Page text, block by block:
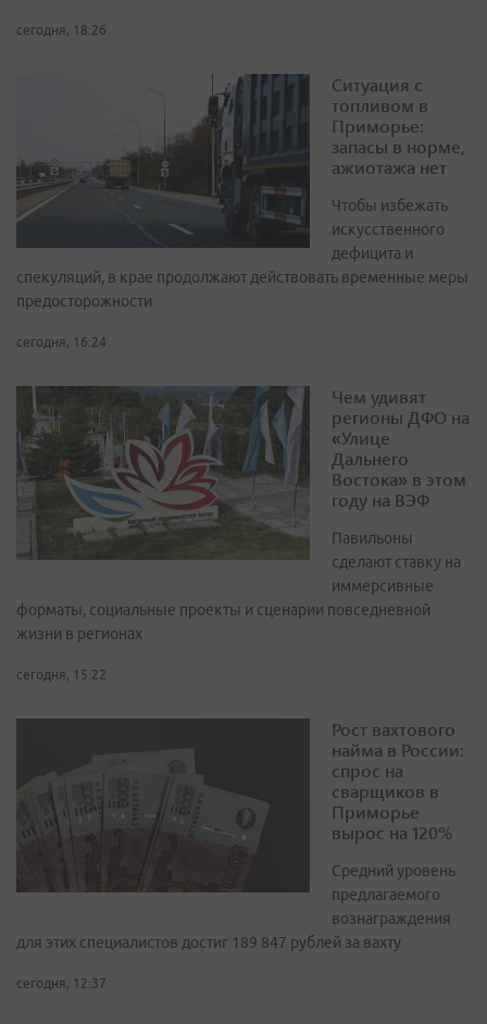
сегодня, 18:26
Ситуация с
топливом в
Приморье:
запасы в норме,
ажиотажа нет
Чтобы избежать
искусственного
дефицита и
спекуляций, в крае продолжают действовать временные меры
предосторожности
сегодня, 16:24
Чем удивят
регионы ДФО на
«Улице
Дальнего
Востока» в этом
году на ВЭФ
Павильоны
сделают ставку на
иммерсивные
форматы, социальные проекты и сценарии повседневной
жизни в регионах
сегодня, 15:22
Рост вахтового
найма в России:
спрос на
сварщиков в
Приморье
вырос на 120%
Средний уровень
предлагаемого
вознаграждения
для этих специалистов достиг 189 847 рублей за вахту
сегодня, 12:37